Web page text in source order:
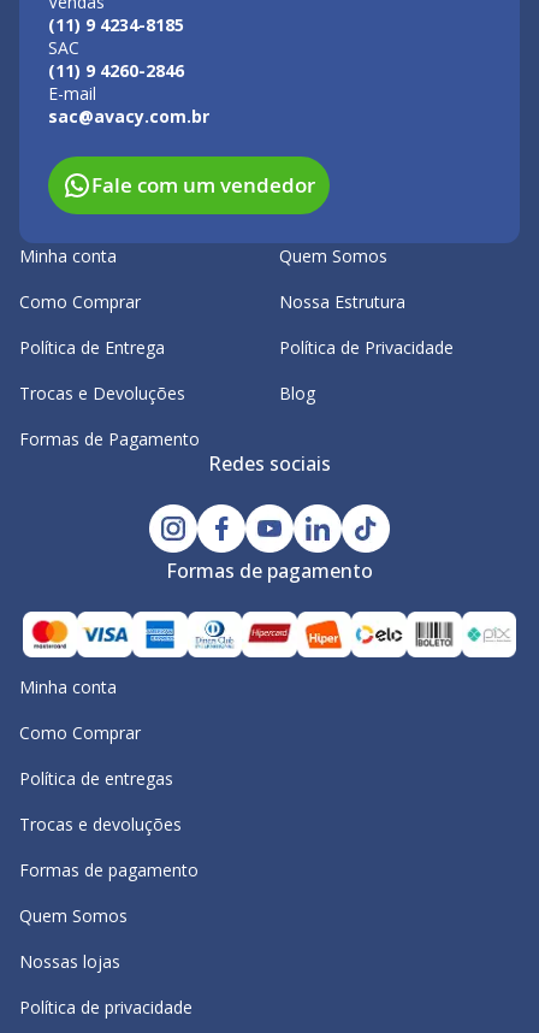
(11) 9 4234-8185
SAC
(11) 9 4260-2846
E-mail
sac@avacy.com.br
Fale com um vendedor
Minha conta
Como Comprar
Política de Entrega
Trocas e Devoluções
Formas de Pagamento
Quem Somos
Nossa Estrutura
Política de Privacidade
Blog
Redes sociais
Formas de pagamento
Minha conta
Como Comprar
Política de entregas
Trocas e devoluções
Formas de pagamento
Quem Somos
Nossas lojas
Política de privacidade